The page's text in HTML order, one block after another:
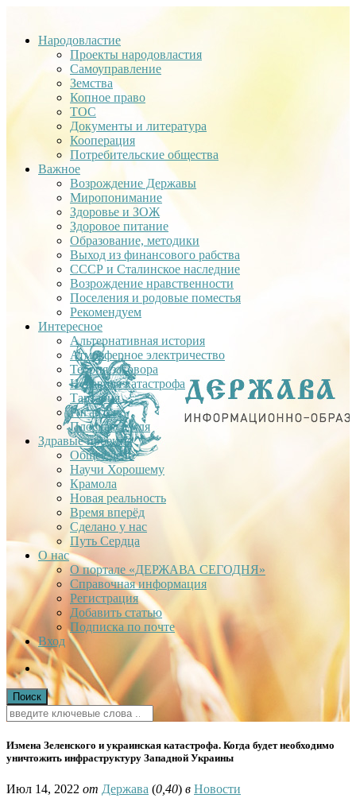
Народовластие
Проекты народовластия
Самоуправление
Земства
Копное право
ТОС
Документы и литература
Кооперация
Потребительские общества
Важное
Возрождение Державы
Миропонимание
Здоровье и ЗОЖ
Здоровое питание
Образование, методики
Выход из финансового рабства
СССР и Сталинское наследние
Возрождение нравственности
Поселения и родовые поместья
Рекомендуем
Интересное
Альтернативная история
Атмосферное электричество
Теория заговора
Недавняя катастрофа
Тартария
Гиганты
Плоская Земля
Здравые проекты
Общее дело
Научи Хорошему
Крамола
Новая реальность
Время вперёд
Сделано у нас
Путь Сердца
О нас
О портале «ДЕРЖАВА СЕГОДНЯ»
Справочная информация
Регистрация
Добавить статью
Подписка по почте
Вход
Измена Зеленского и украинская катастрофа. Когда будет необходимо
уничтожить инфраструктуру Западной Украины
Июл 14, 2022 от Держава (0,40) в Новости